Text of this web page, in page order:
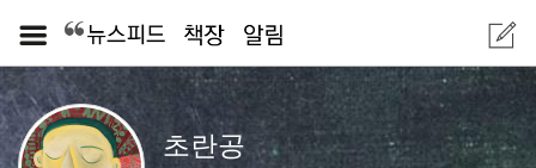
초란공